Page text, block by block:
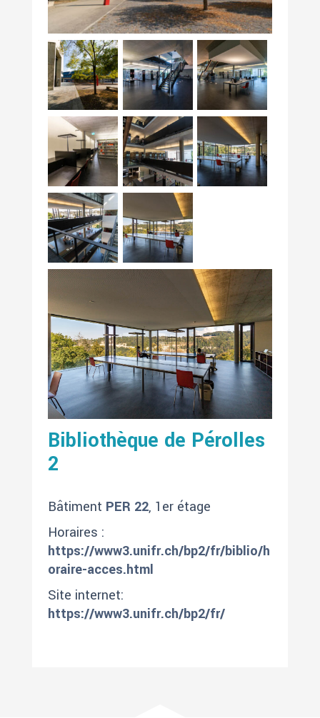
Bibliothèque de Pérolles
2
Bâtiment PER 22, 1er étage
Horaires :
https://www3.unifr.ch/bp2/fr/biblio/h
oraire-acces.html
Site internet:
https://www3.unifr.ch/bp2/fr/